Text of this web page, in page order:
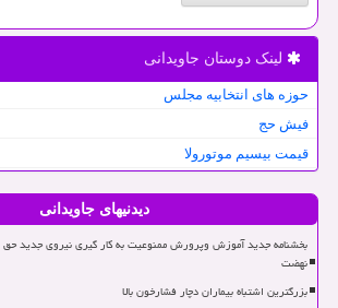
لینک دوستان جاویدانی
حوزه های انتخابیه مجلس
فیش حج
قیمت بیسیم موتورولا
دیدنیهای جاویدانی
بخشنامه جدید آموزش وپرورش ممنوعیت به کار گیری نیروی جدید حق
نهضت
بزرگترین اشتباه بیماران دچار فشارخون بالا